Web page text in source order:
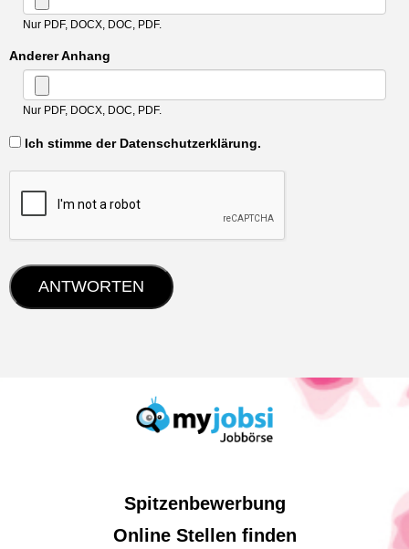
Nur PDF, DOCX, DOC, PDF.
Anderer Anhang
Nur PDF, DOCX, DOC, PDF.
‏‏‎ ‎Ich stimme der Datenschutzerklärung.
Spitzenbewerbung
Online Stellen finden